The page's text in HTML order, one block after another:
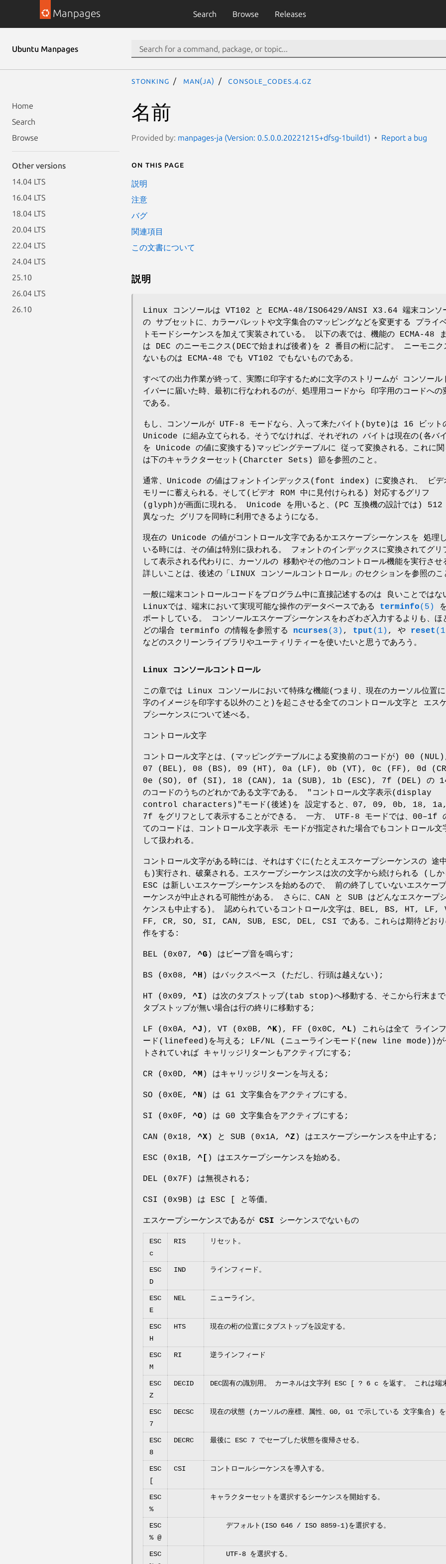
Manpages Search Browse Releases
Ubuntu Manpages
Home
Search
Browse
Other versions
14.04 LTS
16.04 LTS
18.04 LTS
20.04 LTS
22.04 LTS
24.04 LTS
25.10
26.04 LTS
26.10
stonking man(ja) console_codes.4.gz
名前
Provided by: manpages-ja (Version: 0.5.0.0.20221215+dfsg-1build1) Report a bug
On this page
説明
注意
バグ
関連項目
この文書について
説明
Linux コンソールは VT102 と ECMA-48/ISO6429/ANSI X3.64 端末コンソ
の サブセットに、カラーパレットや文字集合のマッピングなどを変更する プライ
トモードシーケンスを加えて実装されている。 以下の表では、機能の ECMA-48
は DEC のニーモニクス(DECで始まれば後者)を 2 番目の桁に記す。 ニーモニク
ないものは ECMA-48 でも VT102 でもないものである。
すべての出力作業が終って、実際に印字するために文字のストリームが コンソール
イバーに届いた時、最初に行なわれるのが、処理用コードから 印字用のコードへの
である。
もし、コンソールが UTF-8 モードなら、入って来たバイト(byte)は 16 ビット
Unicode に組み立てられる。そうでなければ、それぞれの バイトは現在の(各バ
を Unicode の値に変換する)マッピングテーブルに 従って変換される。これに関
は下のキャラクターセット(Charcter Sets) 節を参照のこと。
通常、Unicode の値はフォントインデックス(font index) に変換され、 ビデ
モリーに蓄えられる。そして(ビデオ ROM 中に見付けられる) 対応するグリフ
(glyph)が画面に現れる。 Unicode を用いると、(PC 互換機の設計では) 512
異なった グリフを同時に利用できるようになる。
現在の Unicode の値がコントロール文字であるかエスケープシーケンスを 処理
いる時には、その値は特別に扱われる。 フォントのインデックスに変換されてグリ
して表示される代わりに、カーソルの 移動やその他のコントロール機能を実行させ
詳しいことは、後述の「LINUX コンソールコントロール」のセクションを参照のこ
一般に端末コントロールコードをプログラム中に直接記述するのは 良いことではな
Linuxでは、端末において実現可能な操作のデータベースである terminfo(5)
ポートしている。 コンソールエスケープシーケンスをわざわざ入力するよりも、ほ
どの場合 terminfo の情報を参照する ncurses(3) , tput (1) , や reset
などのスクリーンライブラリやユーティリティーを使いたいと思うであろう。
Linux コンソールコントロール
この章では Linux コンソールにおいて特殊な機能(つまり、現在のカーソル位置
字のイメージを印字する以外のこと)を起こさせる全てのコントロール文字と エス
プシーケンスについて述べる。
コントロール文字
コントロール文字とは、(マッピングテーブルによる変換前のコードが) 00
07 (BEL), 08 (BS), 09 (HT), 0a (LF), 0b (VT), 0c (FF), 0d
0e (SO), 0f (SI), 18 (CAN), 1a (SUB), 1b (ESC), 7f (DEL) の
のコードのうちのどれかである文字である。 "コントロール文字表示(display
control characters)"モード(後述)を 設定すると、07, 09, 0b, 18, 1a,
7f をグリフとして表示することができる。 一方、 UTF-8 モードでは、00–1f
てのコードは、コントロール文字表示 モードが指定された場合でもコントロール文
して扱われる。
コントロール文字がある時には、それはすぐに(たとえエスケープシーケンスの 途
も)実行され、破棄される。エスケープシーケンスは次の文字から続けられる (しか
ESC は新しいエスケープシーケンスを始めるので、 前の終了していないエスケー
ーケンスが中止される可能性がある。 さらに、CAN と SUB はどんなエスケープ
ケンスも中止する)。 認められているコントロール文字は、BEL, BS, HT, LF,
FF, CR, SO, SI, CAN, SUB, ESC, DEL, CSI である。これらは期待どおり
作をする:
BEL (0x07, ^G ) はビープ音を鳴らす;
BS (0x08, ^H ) はバックスペース (ただし、行頭は越えない);
HT (0x09, ^I ) は次のタブストップ(tab stop)へ移動する、そこから行末まで
タブストップが無い場合は行の終りに移動する;
LF (0x0A, ^J ), VT (0x0B, ^K), FF (0x0C, ^L ) これらは全て ライン
ード(linefeed)を与える; LF/NL (ニューラインモード(new line mode))が
トされていれば キャリッジリターンもアクティブにする;
CR (0x0D, ^M ) はキャリッジリターンを与える;
SO (0x0E, ^N ) は G1 文字集合をアクティブにする。
SI (0x0F, ^O ) は G0 文字集合をアクティブにする;
CAN (0x18, ^X) と SUB (0x1A, ^Z ) はエスケープシーケンスを中止する;
ESC (0x1B, ^[ ) はエスケープシーケンスを始める。
DEL (0x7F) は無視される;
CSI (0x9B) は ESC [ と等価。
エスケープシーケンスであるが CSI シーケンスでないもの
ESC
c
RIS リセット。
ESC
D
IND ラインフィード。
ESC
E
NEL ニューライン。
ESC
H
HTS 現在の桁の位置にタブストップを設定する。
ESC
M
RI 逆ラインフィード
ESC
Z
DECID DEC固有の識別用。 カーネルは文字列 ESC [ ? 6 c を返す。 これは端末
ESC
7
DECSC 現在の状態 (カーソルの座標、属性、G0, G1 で示している 文字集合) を
ESC
8
DECRC 最後に ESC 7 でセーブした状態を復帰させる。
ESC
[
CSI コントロールシーケンスを導入する。
ESC
%
キャラクターセットを選択するシーケンスを開始する。
ESC
% @
デフォルト(ISO 646 / ISO 8859-1)を選択する。
ESC
UTF-8 を選択する。